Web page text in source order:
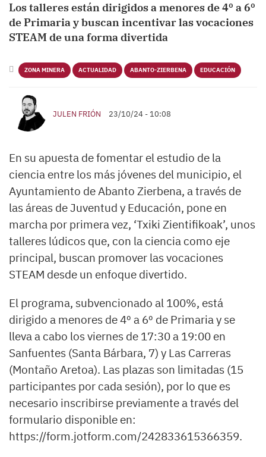
Los talleres están dirigidos a menores de 4º a 6º
de Primaria y buscan incentivar las vocaciones
STEAM de una forma divertida
ZONA MINERA ACTUALIDAD ABANTO-ZIERBENA EDUCACIÓN
JULEN FRIÓN 23/10/24 - 10:08
En su apuesta de fomentar el estudio de la
ciencia entre los más jóvenes del municipio, el
Ayuntamiento de Abanto Zierbena, a través de
las áreas de Juventud y Educación, pone en
marcha por primera vez, ‘Txiki Zientifikoak’, unos
talleres lúdicos que, con la ciencia como eje
principal, buscan promover las vocaciones
STEAM desde un enfoque divertido.
El programa, subvencionado al 100%, está
dirigido a menores de 4º a 6º de Primaria y se
lleva a cabo los viernes de 17:30 a 19:00 en
Sanfuentes (Santa Bárbara, 7) y Las Carreras
(Montaño Aretoa). Las plazas son limitadas (15
participantes por cada sesión), por lo que es
necesario inscribirse previamente a través del
formulario disponible en:
https://form.jotform.com/242833615366359.